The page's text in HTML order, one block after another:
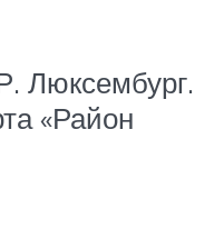
Люксембург.
«Район